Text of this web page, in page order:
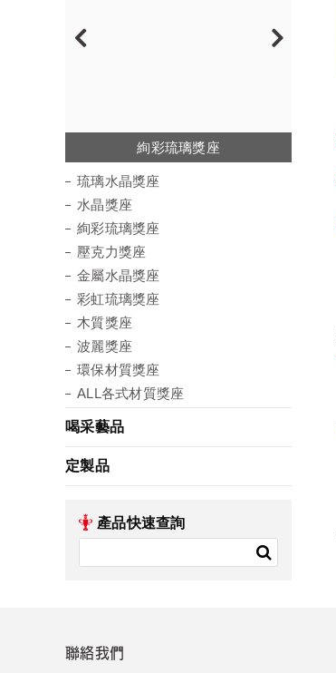
琉璃水晶獎座
水晶獎座
絢彩琉璃獎座
壓克力獎座
金屬水晶獎座
彩虹琉璃獎座
木質獎座
波麗獎座
環保材質獎座
琉璃水晶獎座
水晶獎座
絢彩琉璃獎座
壓克力獎座
金屬水晶獎座
彩虹琉璃獎座
木質獎座
波麗獎座
環保材質獎座
ALL各式材質獎座
喝采藝品
定製品
產品快速查詢
聯絡我們